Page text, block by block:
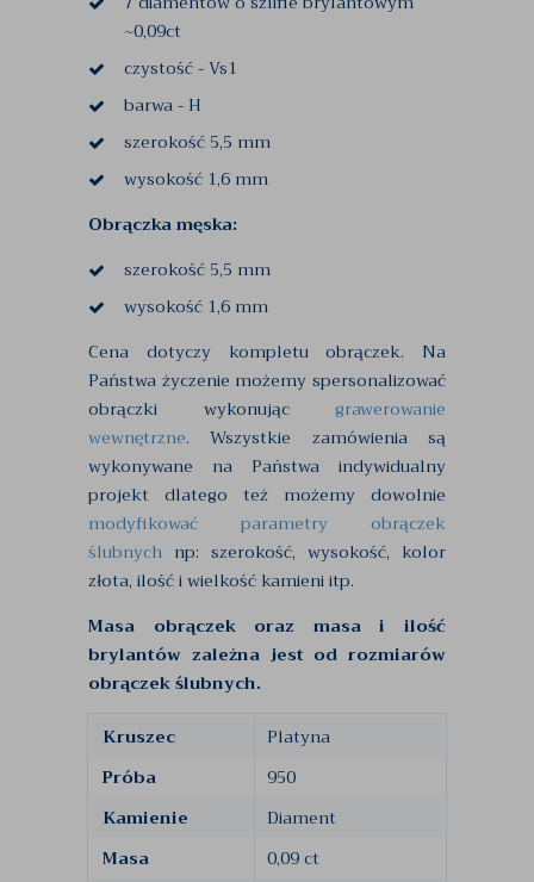
~0,09ct
czystość - Vs1
barwa - H
szerokość 5,5 mm
wysokość 1,6 mm
Obrączka męska:
szerokość 5,5 mm
wysokość 1,6 mm
Cena dotyczy kompletu obrączek. Na
Państwa życzenie możemy spersonalizować
obrączki wykonując grawerowanie
wewnętrzne. Wszystkie zamówienia są
wykonywane na Państwa indywidualny
projekt dlatego też możemy dowolnie
modyfikować parametry obrączek
ślubnych np: szerokość, wysokość, kolor
złota, ilość i wielkość kamieni itp.
Masa obrączek oraz masa i ilość
brylantów zależna jest od rozmiarów
obrączek ślubnych.
Kruszec
Platyna
Próba
950
Kamienie
Diament
Masa
0,09 ct